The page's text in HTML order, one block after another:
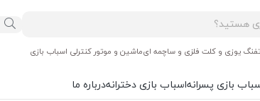
تفنگ یوزی و کلت فلزی و ساچمه ایماشین و موتور کنترلی اسباب بازی
بازی پسرانهاسباب بازی دخترانهدرباره ما